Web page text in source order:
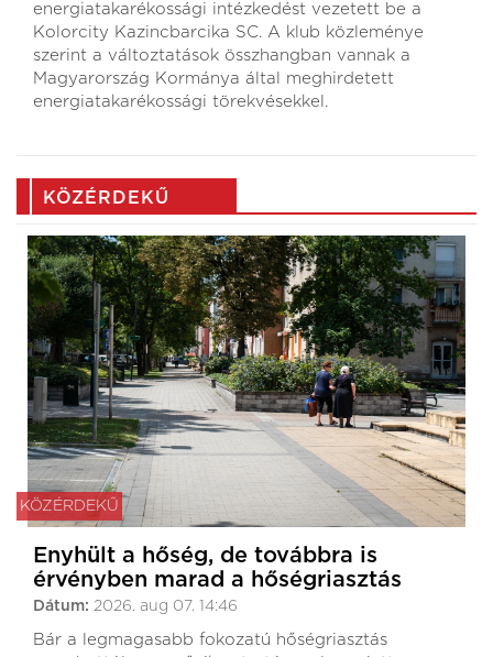
energiatakarékossági intézkedést vezetett be a
Kolorcity Kazincbarcika SC. A klub közleménye
szerint a változtatások összhangban vannak a
Magyarország Kormánya által meghirdetett
energiatakarékossági törekvésekkel.
KÖZÉRDEKŰ
KÖZÉRDEKŰ
Enyhült a hőség, de továbbra is
érvényben marad a hőségriasztás
Dátum: 2026. aug 07. 14:46
Bár a legmagasabb fokozatú hőségriasztás